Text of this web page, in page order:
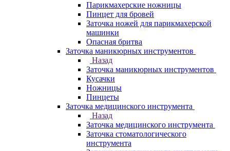
Парикмахерские ножницы
Пинцет для бровей
Заточка ножей для парикмахерской
машинки
Опасная бритва
Заточка маникюрных инструментов
Назад
Заточка маникюрных инструментов
Кусачки
Ножницы
Пинцеты
Заточка медицинского инструмента
Назад
Заточка медицинского инструмента
Заточка стоматологического
инструмента